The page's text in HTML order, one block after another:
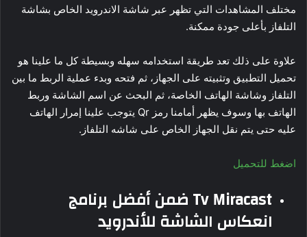
مختلف المشاهدات التي تظهر عبر شاشة الاندرويد الخاص بشاشة
التلفاز بأعلى جودة ممكنة.
علاوة على ذلك تعد طريقة استخدامه سهله وبسيطة كل ما علينا هو
تحميل التطبيق وتثبيته على الجهاز، ثم فتحه وبدء عملية الربط ما بين
التلفاز وشاشة الهاتف الخاصة، ثم البحث عن اسم الشاشة وربط
الهاتف بها وسوف يظهر أمامنا رمز Qr يتوجب علينا إمرار الهاتف
عليه حتى يتم نقل الجهاز الخاص على شاشه التلفاز.
اضغط للتحميل
Tv Miracast ضمن أفضل برنامج
انعكاس الشاشة للأندرويد